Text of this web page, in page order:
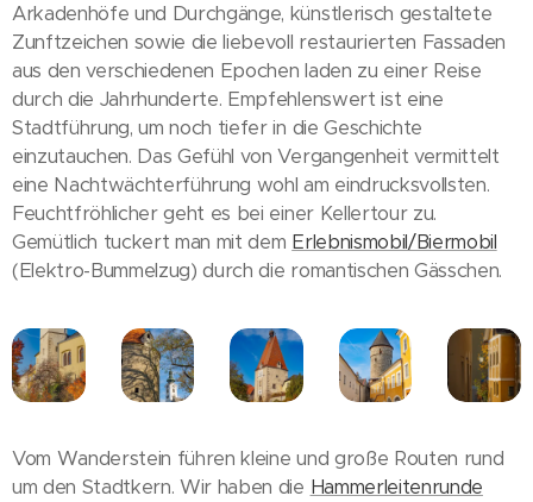
Arkadenhöfe und Durchgänge, künstlerisch gestaltete
Zunftzeichen sowie die liebevoll restaurierten Fassaden
aus den verschiedenen Epochen laden zu einer Reise
durch die Jahrhunderte. Empfehlenswert ist eine
Stadtführung, um noch tiefer in die Geschichte
einzutauchen. Das Gefühl von Vergangenheit vermittelt
eine Nachtwächterführung wohl am eindrucksvollsten.
Feuchtfröhlicher geht es bei einer Kellertour zu.
Gemütlich tuckert man mit dem Erlebnismobil/Biermobil
(Elektro-Bummelzug) durch die romantischen Gässchen.
Vom Wanderstein führen kleine und große Routen rund
um den Stadtkern. Wir haben die Hammerleitenrunde